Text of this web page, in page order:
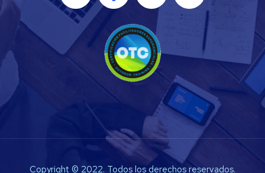
Copyright © 2022. Todos los derechos reservados.